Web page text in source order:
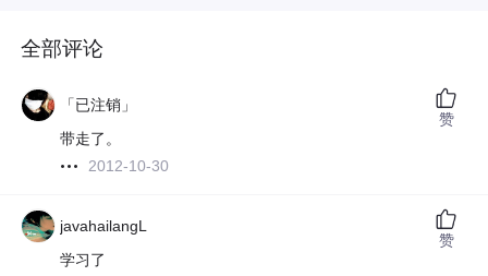
全部评论
「已注销」
带走了。
2012-10-30
赞
javahailangL
学习了
赞